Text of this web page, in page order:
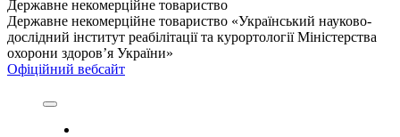
Державне некомерційне товариство
Державне некомерційне товариство «Український науково-
дослідний інститут реабілітації та курортології Міністерства
охорони здоров’я України»
Офіційний вебсайт